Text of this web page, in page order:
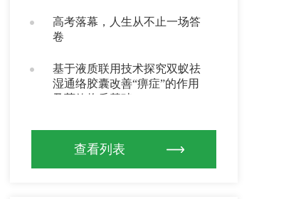
高考落幕，人生从不止一场答
卷
基于液质联用技术探究双蚁祛
湿通络胶囊改善“痹症”的作用
及药效物质基础
查看列表